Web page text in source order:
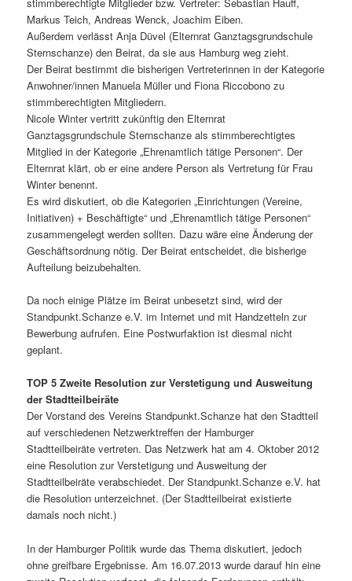
Markus Teich, Andreas Wenck, Joachim Eiben.
Außerdem verlässt Anja Düvel (Elternrat Ganztagsgrundschule
Sternschanze) den Beirat, da sie aus Hamburg weg zieht.
Der Beirat bestimmt die bisherigen Vertreterinnen in der Kategorie
Anwohner/innen Manuela Müller und Fiona Riccobono zu
stimmberechtigten Mitgliedern.
Nicole Winter vertritt zukünftig den Elternrat
Ganztagsgrundschule Sternschanze als stimmberechtigtes
Mitglied in der Kategorie „Ehrenamtlich tätige Personen“. Der
Elternrat klärt, ob er eine andere Person als Vertretung für Frau
Winter benennt.
Es wird diskutiert, ob die Kategorien „Einrichtungen (Vereine,
Initiativen) + Beschäftigte“ und „Ehrenamtlich tätige Personen“
zusammengelegt werden sollten. Dazu wäre eine Änderung der
Geschäftsordnung nötig. Der Beirat entscheidet, die bisherige
Aufteilung beizubehalten.
Da noch einige Plätze im Beirat unbesetzt sind, wird der
Standpunkt.Schanze e.V. im Internet und mit Handzetteln zur
Bewerbung aufrufen. Eine Postwurfaktion ist diesmal nicht
geplant.
TOP 5 Zweite Resolution zur Verstetigung und Ausweitung
der Stadtteilbeiräte
Der Vorstand des Vereins Standpunkt.Schanze hat den Stadtteil
auf verschiedenen Netzwerktreffen der Hamburger
Stadtteilbeiräte vertreten. Das Netzwerk hat am 4. Oktober 2012
eine Resolution zur Verstetigung und Ausweitung der
Stadtteilbeiräte verabschiedet. Der Standpunkt.Schanze e.V. hat
die Resolution unterzeichnet. (Der Stadtteilbeirat existierte
damals noch nicht.)
In der Hamburger Politik wurde das Thema diskutiert, jedoch
ohne greifbare Ergebnisse. Am 16.07.2013 wurde darauf hin eine